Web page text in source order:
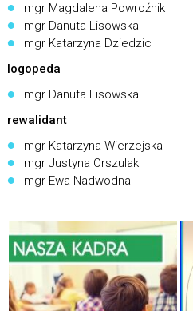
mgr Magdalena Powroźnik
mgr Danuta Lisowska
mgr Katarzyna Dziedzic
logopeda
mgr Danuta Lisowska
rewalidant
mgr Katarzyna Wierzejska
mgr Justyna Orszulak
mgr Ewa Nadwodna